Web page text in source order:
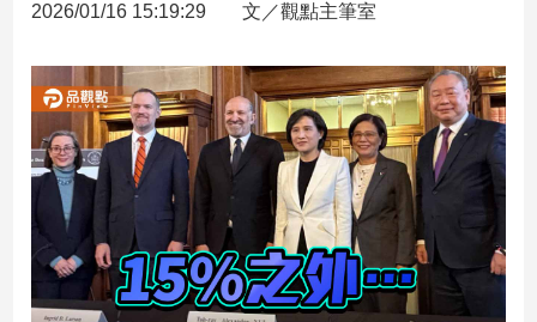
新
產
經/
股
市
產
2026/01/16 15:19:29 文／觀點主筆室